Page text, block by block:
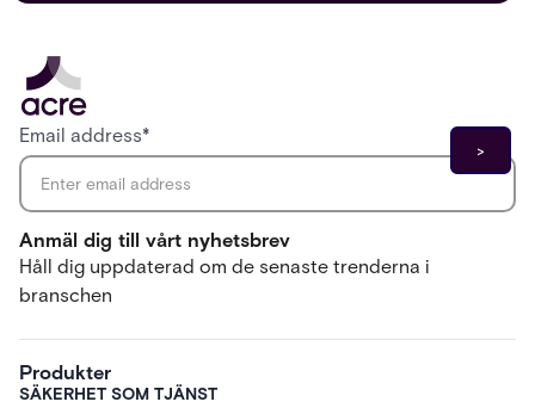
Anmäl dig till vårt nyhetsbrev
Håll dig uppdaterad om de senaste trenderna i
branschen
Email address*
Produkter
SÄKERHET SOM TJÄNST